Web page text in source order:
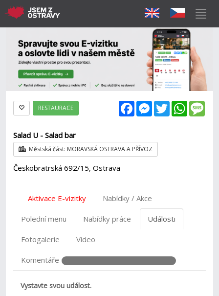
FacebookMessenger
Twitter
RESTAURACE
Salad U - Salad bar
Městská část: MORAVSKÁ OSTRAVA A PŘÍVOZ
Českobratrská 692/15, Ostrava
Aktivace E-vizitky Nabídky / Akce
Polední menu Nabídky práce Události
Fotogalerie Video
Komentáře
Vystavte svou událost.